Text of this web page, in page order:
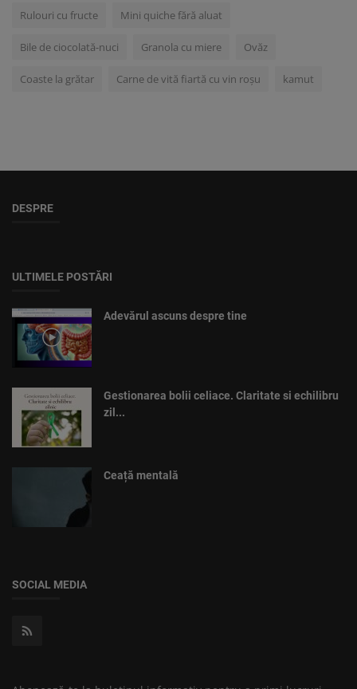
Rulouri cu fructe Mini quiche fără aluat
Bile de ciocolată-nuci Granola cu miere Ovăz
Coaste la grătar Carne de vită fiartă cu vin roșu kamut
DESPRE
ULTIMELE POSTĂRI
Adevărul ascuns despre tine
Gestionarea bolii celiace. Claritate si echilibru
zil...
Ceață mentală
SOCIAL MEDIA